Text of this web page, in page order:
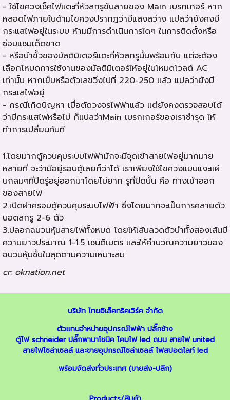
- ใช้ไขควงเช็คไฟแตะที่หัวสกรูขันสายของ Main เบรกเกอร์ หาก
หลอดไฟภายในด้ามไขควงปรากฏว่ามีแสงสว่าง แปลว่ายังคงมี
กระแสไฟอยู่ในระบบ ห้ามมีการดำเนินการใดๆ ในการติดตั้งหรือ
ซ่อมแซมเด็ดขาด
- หรือนำขั้วของมัลติมิเตอร์แตะที่หัวสกรูนั้นพร้อมกัน แต่จะต้อง
เลือกโหมดการใช้งานของมัลติมิเตอร์ให้อยู่ในโหมดโวลต์ AC
เท่านั้น หากเข็มหรือตัวเลขวิ่งไปที่ 220-250 แล้ว แปลว่ายังมี
กระแสไฟอยู่
- กรณีเกิดปัญหา เมื่อตัดวงจรไฟฟ้าแล้ว แต่ยังคงตรวจสอบได้
ว่ามีกระแสไฟหรือไม่ ก็แปลว่าMain เบรกเกอร์ของเราชำรุด ให้
ทำการเปลี่ยนทันที
1.โดยมากตู้ควบคุมระบบไฟฟ้ามักจะมีจุดเข้าสายไฟอยู่มากมาย
หลายที่ จะว่ามีอยู่รอบตู้เลยก็ว่าได้ เราเพียงใช้ไขควงแบนแงะแผ่
นกลมๆที่ปิดรู่อยู่ออกมาโดยไม่ยาก รูที่ปิดนั้น คือ ทางเข้าออก
ของสายไฟ
2.เปิดฝาครอบตู้ควบคุมระบบไฟฟ้า ซึ่งโดยมากจะเป็นการคลายตัว
นอตสกรู 2-6 ตัว
3.ปลอกฉนวนหุ้มสายไฟทั้งหมด โดยให้เส้นลวดตัวนำทั้งสองเส้นมี
ความยาวประมาณ 1-1.5 เซนติเมตร และให้คำนวณความยาวของ
ฉนวนหุ้มชั้นในสุดตามความเหมาะสม
cr: oknation.net
บริษัท ไทยอิเล็คทริคเวิร์ค จำกัด
ตัวแทนจำหน่ายอุปกรณ์ไฟฟ้า ปลั๊กช้าง
ตู้ไฟ schneider ปลั๊กพานาโซนิค โคมไฟ led ถนน สายไฟ united
สายไฟโซล่าเซลล์และขายอุปกรณ์โซล่าเซลล์ ไฟสปอตไลท์ led
พร้อมจัดส่งทั่วประเทศ (ขายส่ง-ปลีก)